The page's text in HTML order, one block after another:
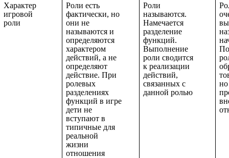
Характер
игровой
роли
Роли есть
фактически, но
они не
называются и
определяются
характером
действий, а не
определяют
действие. При
ролевых
разделениях
функций в игре
дети не
вступают в
типичные для
реальной
жизни
отношения
Роли
называются.
Намечается
разделение
функций.
Выполнение
роли сводится
к реализации
действий,
связанных с
данной ролью
но